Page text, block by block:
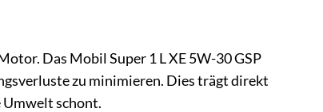
Das Mobil Super 1 L XE 5W-30 GSP
zu minimieren. Dies trägt direkt
Umwelt schont.